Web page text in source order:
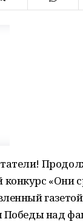
«Они
Победы над